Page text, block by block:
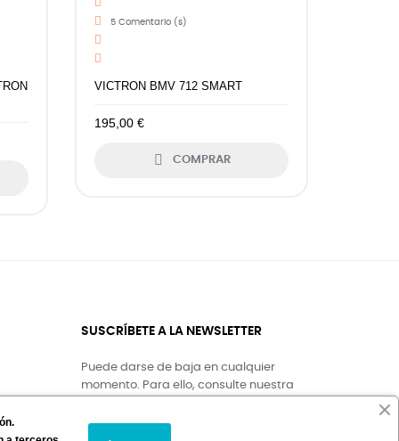
5Comentario (s)
VICTRON BMV 712 SMART
195,00 €
 COMPRAR
SUSCRÍBETE A LA NEWSLETTER
Puede darse de baja en cualquier
momento. Para ello, consulte nuestra